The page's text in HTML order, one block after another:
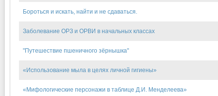
Бороться и искать, найти и не сдаваться.
Заболевание ОРЗ и ОРВИ в начальных классах
"Путешествие пшеничного зёрнышка"
«Использование мыла в целях личной гигиены»
«Мифологические персонажи в таблице Д.И. Менделеева»